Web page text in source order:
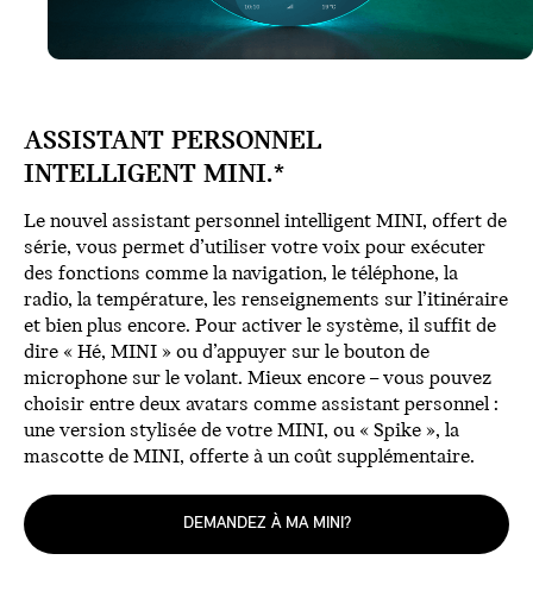
ASSISTANT PERSONNEL
INTELLIGENT MINI.*
Le nouvel assistant personnel intelligent MINI, offert de
série, vous permet d’utiliser votre voix pour exécuter
des fonctions comme la navigation, le téléphone, la
radio, la température, les renseignements sur l’itinéraire
et bien plus encore. Pour activer le système, il suffit de
dire « Hé, MINI » ou d’appuyer sur le bouton de
microphone sur le volant. Mieux encore – vous pouvez
choisir entre deux avatars comme assistant personnel :
une version stylisée de votre MINI, ou « Spike », la
mascotte de MINI, offerte à un coût supplémentaire.
DEMANDEZ À MA MINI?